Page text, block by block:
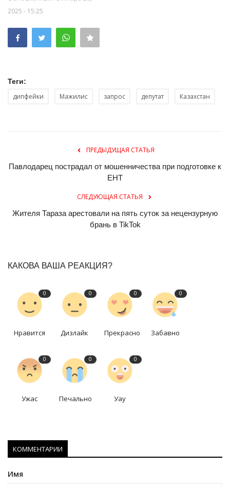
2025 - 15:25
Теги:
дипфейки Мажилис запрос депутат Казахстан
ПРЕДЫДУЩАЯ СТАТЬЯ
Павлодарец пострадал от мошенничества при подготовке к
ЕНТ
СЛЕДУЮЩАЯ СТАТЬЯ
Жителя Тараза арестовали на пять суток за нецензурную
брань в TikTok
КАКОВА ВАША РЕАКЦИЯ?
0
Нравится
0
Дизлайк
0
Прекрасно
0
Забавно
0
Ужас
0
Печально
0
Уау
КОММЕНТАРИИ
Имя